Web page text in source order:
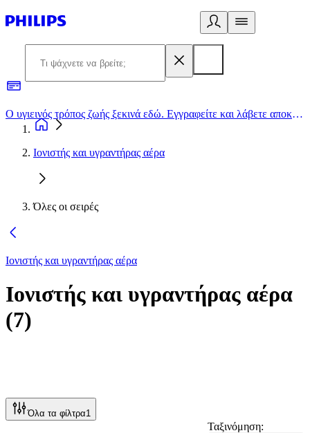
Ο υγιεινός τρόπος ζωής ξεκινά εδώ. Εγγραφείτε και λάβετε αποκλειστικές προσφορές
Ιονιστής και υγραντήρας αέρα
Όλες οι σειρές
Ιονιστής και υγραντήρας αέρα
Ιονιστής και υγραντήρας αέρα
(7)
Όλα τα φίλτρα1
Ταξινόμηση: